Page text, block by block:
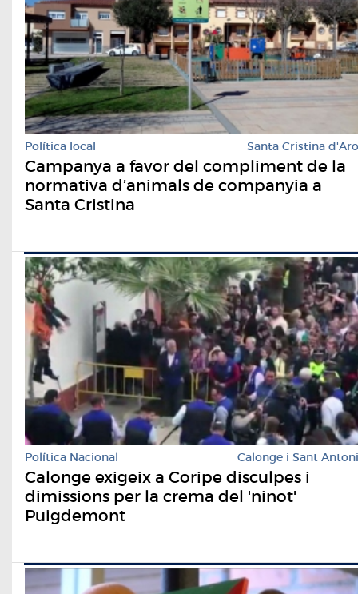
Política local Santa Cristina d'Aro
Campanya a favor del compliment de la
normativa d’animals de companyia a
Santa Cristina
Política Nacional Calonge i Sant Antoni
Calonge exigeix a Coripe disculpes i
dimissions per la crema del 'ninot'
Puigdemont